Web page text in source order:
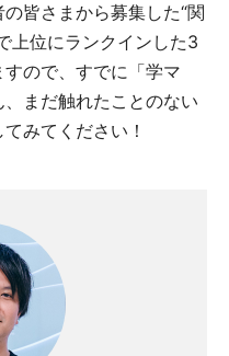
皆さまから募集した“関
上位にランクインした3
ので、すでに「学マ
まだ触れたことのない
みてください！